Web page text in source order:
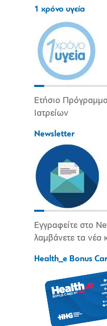
1 χρόνο υγεία
Ετήσιο
Ιατρείων
Newsletter
Εγγραφείτε στο
λαμβάνετε τα νέα
Health_e Bonus